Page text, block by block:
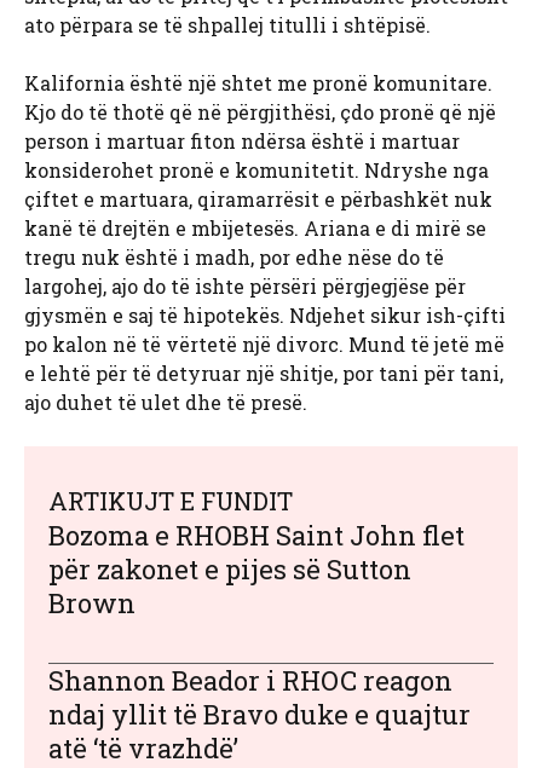
ato përpara se të shpallej titulli i shtëpisë.
Kalifornia është një shtet me pronë komunitare.
Kjo do të thotë që në përgjithësi, çdo pronë që një
person i martuar fiton ndërsa është i martuar
konsiderohet pronë e komunitetit. Ndryshe nga
çiftet e martuara, qiramarrësit e përbashkët nuk
kanë të drejtën e mbijetesës. Ariana e di mirë se
tregu nuk është i madh, por edhe nëse do të
largohej, ajo do të ishte përsëri përgjegjëse për
gjysmën e saj të hipotekës. Ndjehet sikur ish-çifti
po kalon në të vërtetë një divorc. Mund të jetë më
e lehtë për të detyruar një shitje, por tani për tani,
ajo duhet të ulet dhe të presë.
ARTIKUJT E FUNDIT
Bozoma e RHOBH Saint John flet
për zakonet e pijes së Sutton
Brown
Shannon Beador i RHOC reagon
ndaj yllit të Bravo duke e quajtur
atë ‘të vrazhdë’